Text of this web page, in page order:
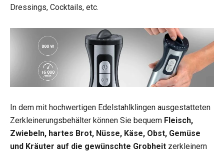
Dressings, Cocktails, etc.
In dem mit hochwertigen Edelstahlklingen ausgestatteten
Zerkleinerungsbehälter können Sie bequem Fleisch,
Zwiebeln, hartes Brot, Nüsse, Käse, Obst, Gemüse
und Kräuter auf die gewünschte Grobheit zerkleinern